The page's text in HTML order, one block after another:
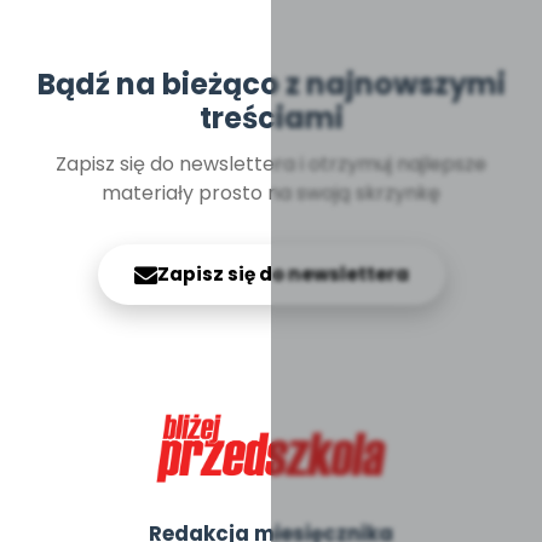
Bądź na bieżąco z najnowszymi
treściami
Zapisz się do newslettera i otrzymuj najlepsze
materiały prosto na swoją skrzynkę
Zapisz się do newslettera
Redakcja miesięcznika